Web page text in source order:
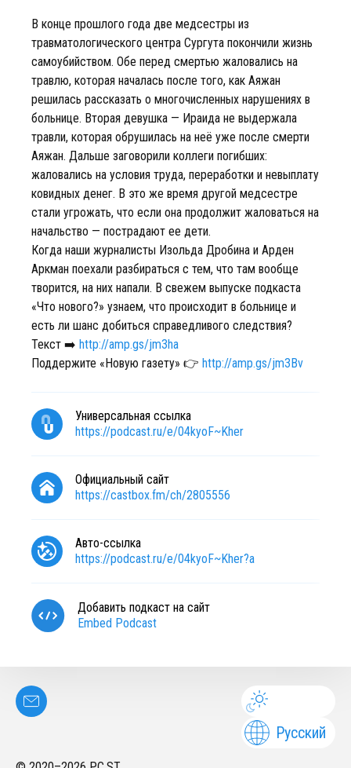
В конце прошлого года две медсестры из
травматологического центра Сургута покончили жизнь
самоубийством. Обе перед смертью жаловались на
травлю, которая началась после того, как Аяжан
решилась рассказать о многочисленных нарушениях в
больнице. Вторая девушка — Ираида не выдержала
травли, которая обрушилась на неё уже после смерти
Аяжан. Дальше заговорили коллеги погибших:
жаловались на условия труда, переработки и невыплату
ковидных денег. В это же время другой медсестре
стали угрожать, что если она продолжит жаловаться на
начальство — пострадают ее дети.
Когда наши журналисты Изольда Дробина и Арден
Аркман поехали разбираться с тем, что там вообще
творится, на них напали. В свежем выпуске подкаста
«Что нового?» узнаем, что происходит в больнице и
есть ли шанс добиться справедливого следствия?
Текст ➡️ http://amp.gs/jm3ha
Поддержите «Новую газету» 👉 http://amp.gs/jm3Bv
Универсальная ссылка
https://podcast.ru/e/04kyoF~Kher
Официальный сайт
https://castbox.fm/ch/2805556
Авто-ссылка
https://podcast.ru/e/04kyoF~Kher?a
Добавить подкаст на сайт
Embed Podcast
Русский